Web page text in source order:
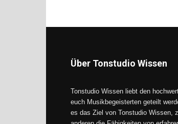
Über Tonstudio Wissen
Tonstudio Wissen liebt den
euch Musikbegeisterten geteilt
es das Ziel von Tonstudio Wissen,